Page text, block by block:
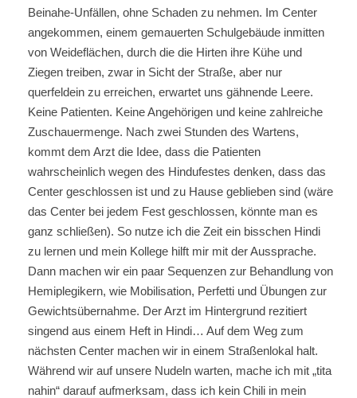
Beinahe-Unfällen, ohne Schaden zu nehmen. Im Center
angekommen, einem gemauerten Schulgebäude inmitten
von Weideflächen, durch die die Hirten ihre Kühe und
Ziegen treiben, zwar in Sicht der Straße, aber nur
querfeldein zu erreichen, erwartet uns gähnende Leere.
Keine Patienten. Keine Angehörigen und keine zahlreiche
Zuschauermenge. Nach zwei Stunden des Wartens,
kommt dem Arzt die Idee, dass die Patienten
wahrscheinlich wegen des Hindufestes denken, dass das
Center geschlossen ist und zu Hause geblieben sind (wäre
das Center bei jedem Fest geschlossen, könnte man es
ganz schließen). So nutze ich die Zeit ein bisschen Hindi
zu lernen und mein Kollege hilft mir mit der Aussprache.
Dann machen wir ein paar Sequenzen zur Behandlung von
Hemiplegikern, wie Mobilisation, Perfetti und Übungen zur
Gewichtsübernahme. Der Arzt im Hintergrund rezitiert
singend aus einem Heft in Hindi… Auf dem Weg zum
nächsten Center machen wir in einem Straßenlokal halt.
Während wir auf unsere Nudeln warten, mache ich mit „tita
nahin“ darauf aufmerksam, dass ich kein Chili in mein